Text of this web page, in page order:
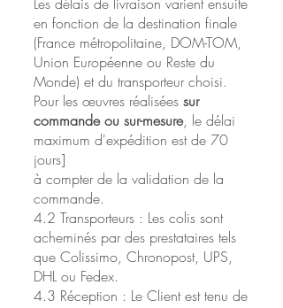
Les délais de livraison varient ensuite
en fonction de la destination finale
(France métropolitaine, DOM-TOM,
Union Européenne ou Reste du
Monde) et du transporteur choisi.
Pour les œuvres réalisées sur
commande ou sur-mesure, le délai
maximum d'expédition est de 70
jours]
à compter de la validation de la
commande.
4.2 Transporteurs : Les colis sont
acheminés par des prestataires tels
que Colissimo, Chronopost, UPS,
DHL ou Fedex.
4.3 Réception : Le Client est tenu de